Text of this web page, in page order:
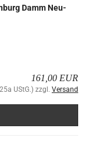
Damm Neu­
161,00 EUR
UStG.) zzgl. Versand